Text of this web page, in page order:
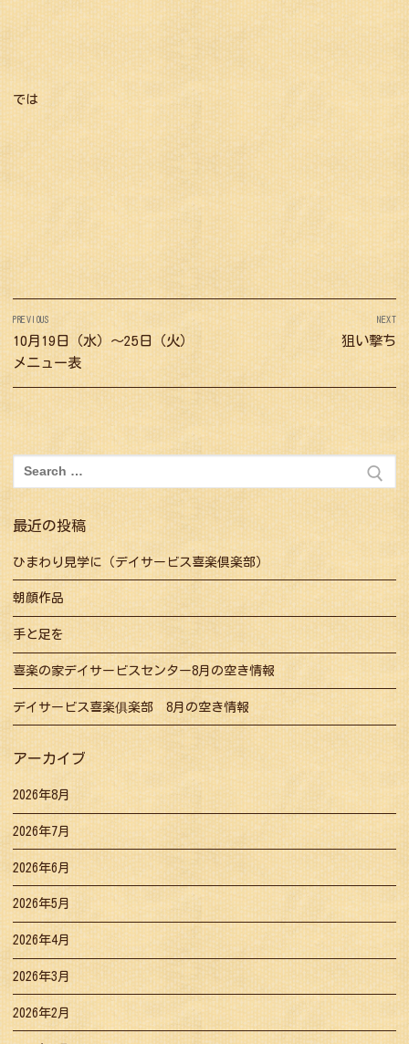
では
投
稿
ナ
ビ
ゲ
ー
シ
ョ
ン
PREVIOUS
Previous
post:
10月19日（水）〜25日（火）
メニュー表
NEXT
Next
post:
狙い撃ち
検
索:
最近の投稿
ひまわり見学に（デイサービス喜楽倶楽部）
朝顔作品
手と足を
喜楽の家デイサービスセンター8月の空き情報
デイサービス喜楽俱楽部 8月の空き情報
アーカイブ
2026年8月
2026年7月
2026年6月
2026年5月
2026年4月
2026年3月
2026年2月